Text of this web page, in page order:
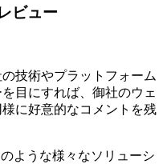
ビュー
技術やプラットフォーム
目にすれば、御社のウェ
に好意的なコメントを残
のような様々なソリューシ